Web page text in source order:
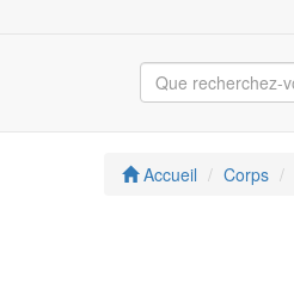
Accueil Corps